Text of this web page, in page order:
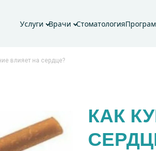
Услуги Врачи Стоматология
влияет на сердце?
КАК